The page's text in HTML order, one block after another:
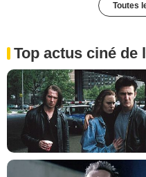
Toutes
Top actus ciné de